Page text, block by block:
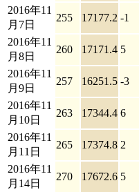
2016年11
月7日
255 17177.2 -1
2016年11
月8日
260 17171.4 5
2016年11
月9日
257 16251.5 -3
2016年11
月10日
263 17344.4 6
2016年11
月11日
265 17374.8 2
2016年11
月14日
270 17672.6 5